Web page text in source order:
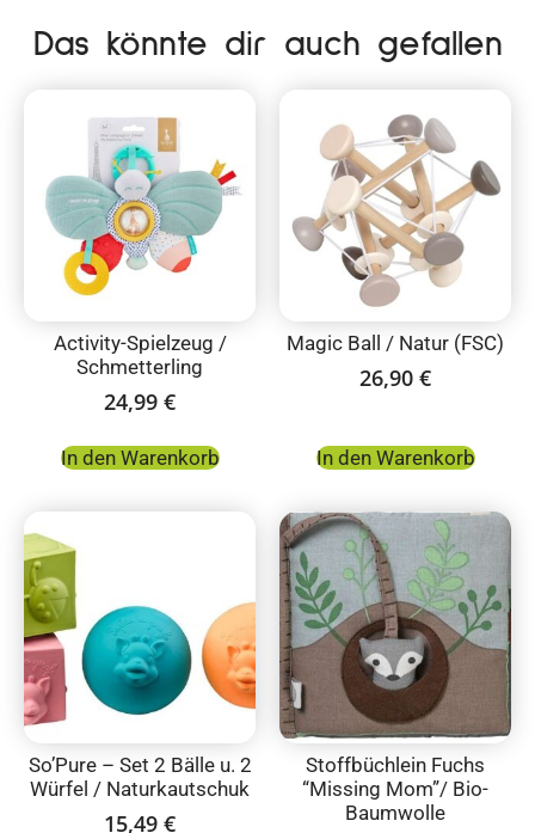
Das könnte dir auch gefallen
Activity-Spielzeug /
Schmetterling
24,99 €
In den Warenkorb
Magic Ball / Natur (FSC)
26,90 €
In den Warenkorb
So’Pure – Set 2 Bälle u. 2
Würfel / Naturkautschuk
15,49 €
Stoffbüchlein Fuchs
“Missing Mom”/ Bio-
Baumwolle